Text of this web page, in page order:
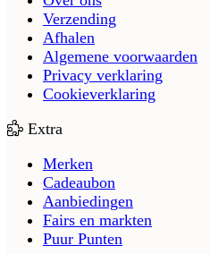
Verzending
Afhalen
Algemene voorwaarden
Privacy verklaring
Cookieverklaring
Extra
Merken
Cadeaubon
Aanbiedingen
Fairs en markten
Puur Punten